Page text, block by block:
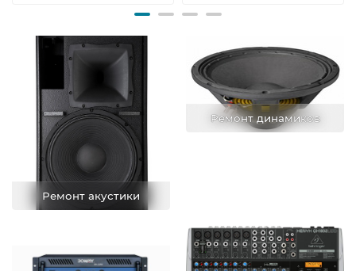
Ремонт акустики
Ремонт динамиков